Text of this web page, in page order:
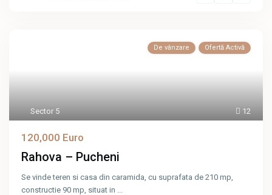
12
Sector 5
De vânzare Ofertă Activă
120,000 Euro
Rahova – Pucheni
Se vinde teren si casa din caramida, cu suprafata de 210 mp,
constructie 90 mp, situat in ...